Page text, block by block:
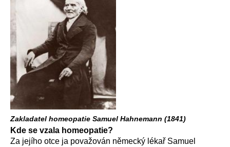
Zakladatel homeopatie Samuel Hahnemann (1841)
Kde se vzala homeopatie?
Za jejího otce ja považován německý lékař Samuel